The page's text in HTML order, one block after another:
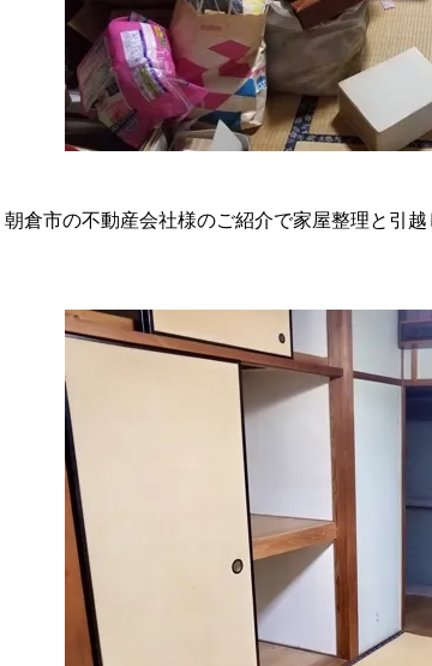
朝倉市の不動産会社様のご紹介で家屋整理と引